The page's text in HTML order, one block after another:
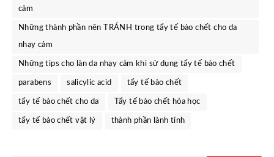
cảm
Những thành phần nên TRÁNH trong tẩy tế bào chết cho da
nhạy cảm
Những tips cho làn da nhạy cảm khi sử dụng tẩy tế bào chết
parabens salicylic acid tẩy tế bào chết
tẩy tế bào chết cho da Tẩy tế bào chết hóa học
tẩy tế bào chết vật lý thành phần lành tính